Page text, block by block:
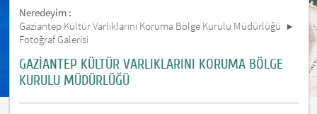
Neredeyim :
Gaziantep Kültür Varlıklarını Koruma Bölge Kurulu Müdürlüğü
Fotoğraf Galerisi
GAZİANTEP KÜLTÜR VARLIKLARINI KORUMA BÖLGE
KURULU MÜDÜRLÜĞÜ